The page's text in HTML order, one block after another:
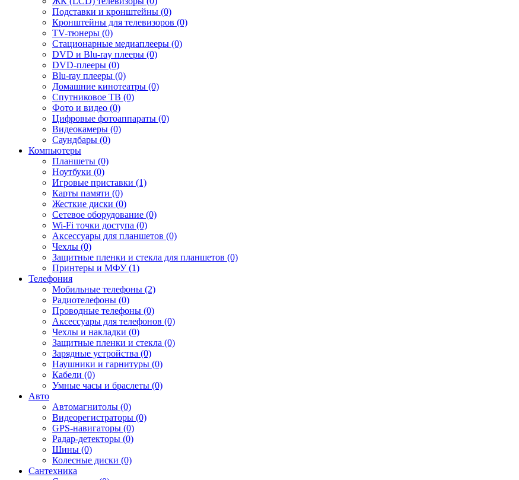
Подставки и кронштейны (0)
Кронштейны для телевизоров (0)
TV-тюнеры (0)
Стационарные медиаплееры (0)
DVD и Blu-ray плееры (0)
DVD-плееры (0)
Blu-ray плееры (0)
Домашние кинотеатры (0)
Спутниковое ТВ (0)
Фото и видео (0)
Цифровые фотоаппараты (0)
Видеокамеры (0)
Саундбары (0)
Компьютеры
Планшеты (0)
Ноутбуки (0)
Игровые приставки (1)
Карты памяти (0)
Жесткие диски (0)
Сетевое оборудование (0)
Wi-Fi точки доступа (0)
Аксессуары для планшетов (0)
Чехлы (0)
Защитные пленки и стекла для планшетов (0)
Принтеры и МФУ (1)
Телефония
Мобильные телефоны (2)
Радиотелефоны (0)
Проводные телефоны (0)
Аксессуары для телефонов (0)
Чехлы и накладки (0)
Защитные пленки и стекла (0)
Зарядные устройства (0)
Наушники и гарнитуры (0)
Кабели (0)
Умные часы и браслеты (0)
Авто
Автомагнитолы (0)
Видеорегистраторы (0)
GPS-навигаторы (0)
Радар-детекторы (0)
Шины (0)
Колесные диски (0)
Сантехника